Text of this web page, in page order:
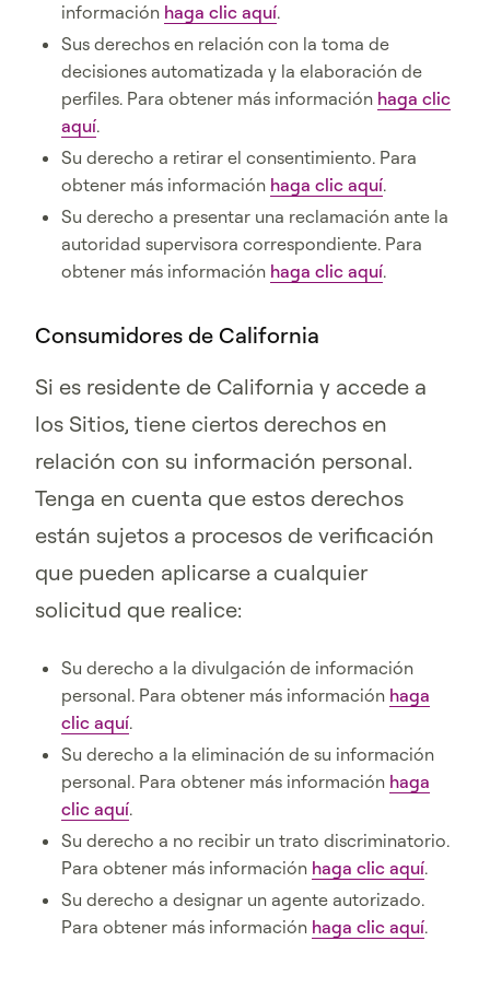
información haga clic aquí.
Sus derechos en relación con la toma de
decisiones automatizada y la elaboración de
perfiles. Para obtener más información haga clic
aquí.
Su derecho a retirar el consentimiento. Para
obtener más información haga clic aquí.
Su derecho a presentar una reclamación ante la
autoridad supervisora correspondiente. Para
obtener más información haga clic aquí.
Consumidores de California
Si es residente de California y accede a
los Sitios, tiene ciertos derechos en
relación con su información personal.
Tenga en cuenta que estos derechos
están sujetos a procesos de verificación
que pueden aplicarse a cualquier
solicitud que realice:
Su derecho a la divulgación de información
personal. Para obtener más información haga
clic aquí.
Su derecho a la eliminación de su información
personal. Para obtener más información haga
clic aquí.
Su derecho a no recibir un trato discriminatorio.
Para obtener más información haga clic aquí.
Su derecho a designar un agente autorizado.
Para obtener más información haga clic aquí.